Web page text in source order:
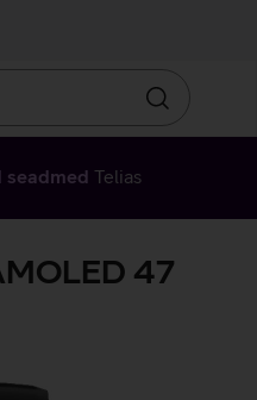
Otsin
seadmed Telias
47